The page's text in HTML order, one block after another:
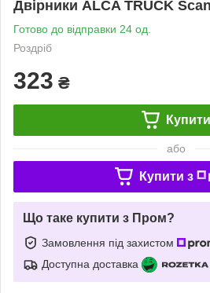
Двірники ALCA TRUCK
Готово до відправки 24 од.
Роздріб
323 ₴
Купити
або
Купити з
Що таке купити з Пром?
Замовлення під захистом
Доступна доставка